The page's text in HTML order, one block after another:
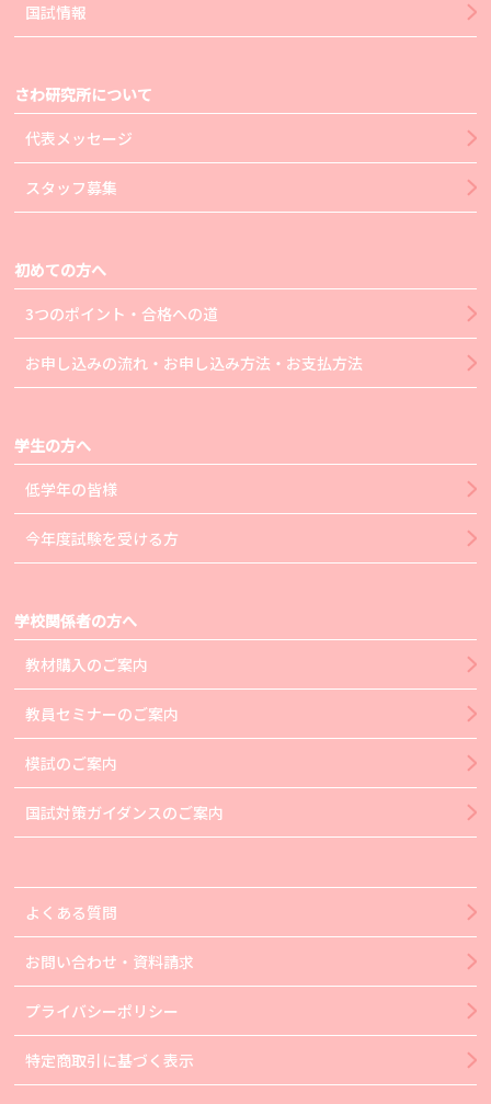
国試情報
さわ研究所について
代表メッセージ
スタッフ募集
初めての方へ
3つのポイント・合格への道
お申し込みの流れ・お申し込み方法・お支払方法
学生の方へ
低学年の皆様
今年度試験を受ける方
学校関係者の方へ
教材購入のご案内
教員セミナーのご案内
模試のご案内
国試対策ガイダンスのご案内
よくある質問
お問い合わせ・資料請求
プライバシーポリシー
特定商取引に基づく表示